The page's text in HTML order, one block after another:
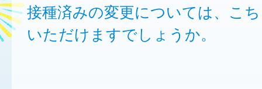
接種済みの変更については、こ
いただけますでしょうか。